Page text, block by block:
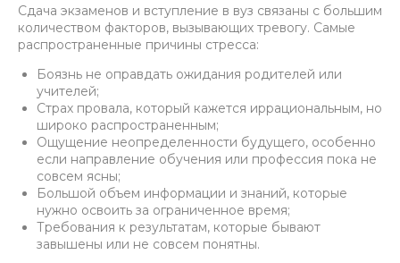
Сдача экзаменов и вступление в вуз связаны с большим
количеством факторов, вызывающих тревогу. Самые
распространенные причины стресса:
Боязнь не оправдать ожидания родителей или
учителей;
Страх провала, который кажется иррациональным, но
широко распространенным;
Ощущение неопределенности будущего, особенно
если направление обучения или профессия пока не
совсем ясны;
Большой объем информации и знаний, которые
нужно освоить за ограниченное время;
Требования к результатам, которые бывают
завышены или не совсем понятны.